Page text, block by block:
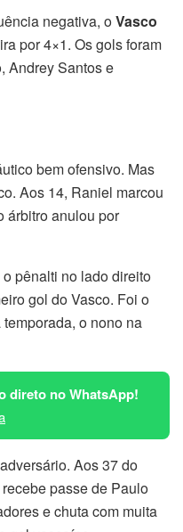
negativa, oVasco
por 4×1. Os gols foram
Andrey Santos e
bem ofensivo. Mas
Aos 14, Raniel marcou
árbitro anulou por
pênalti no lado direito
gol do Vasco. Foi o
o nono na
direto no WhatsApp!
Aos 37 do
passe de Paulo
e chuta com muita